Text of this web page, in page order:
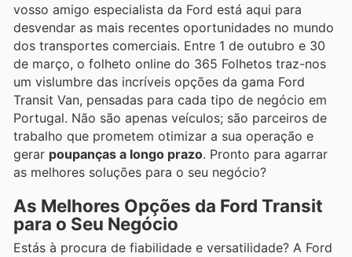
vosso amigo especialista da Ford está aqui para
desvendar as mais recentes oportunidades no mundo
dos transportes comerciais. Entre 1 de outubro e 30
de março, o folheto online do 365 Folhetos traz-nos
um vislumbre das incríveis opções da gama Ford
Transit Van, pensadas para cada tipo de negócio em
Portugal. Não são apenas veículos; são parceiros de
trabalho que prometem otimizar a sua operação e
gerar poupanças a longo prazo. Pronto para agarrar
as melhores soluções para o seu negócio?
As Melhores Opções da Ford Transit
para o Seu Negócio
Estás à procura de fiabilidade e versatilidade? A Ford